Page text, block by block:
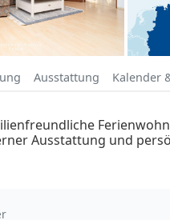
Ausstattung Kalender
Ausstattung und